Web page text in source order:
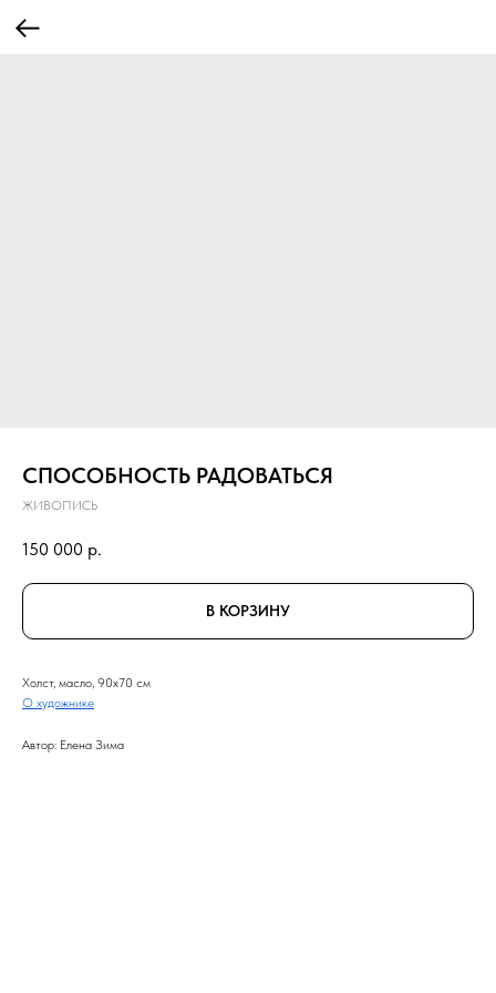
СПОСОБНОСТЬ РАДОВАТЬСЯ
ЖИВОПИСЬ
150 000 р.
В КОРЗИНУ
Холст, масло, 90x70 см
О художнике
Автор: Елена Зима